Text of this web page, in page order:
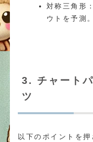
対称三角形
ウトを予測。
3. チャート
ツ
以下のポイントを